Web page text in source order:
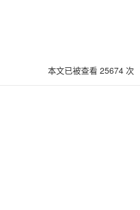
本文已被查看 25674 次